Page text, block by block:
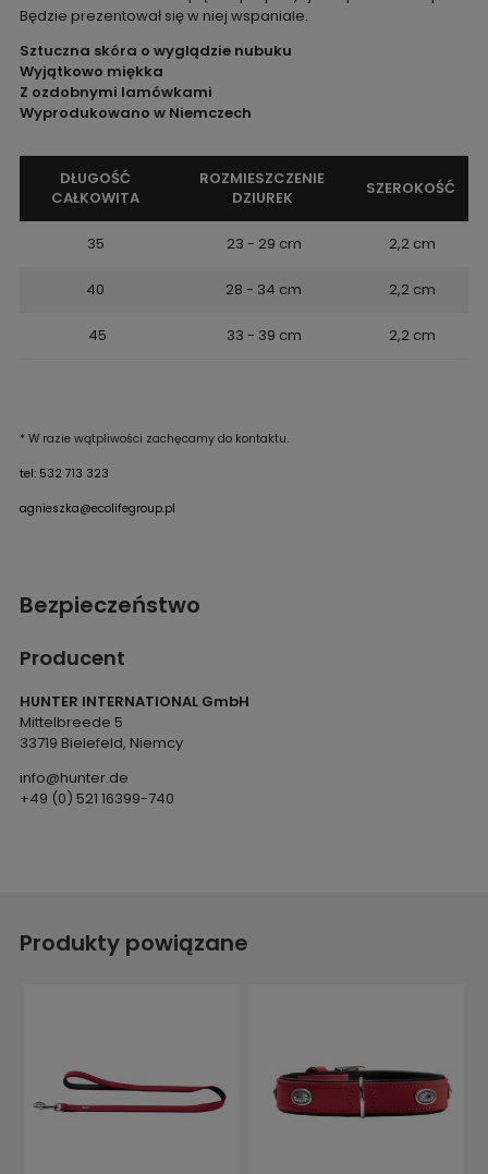
Będzie prezentował się w niej wspaniale.
Sztuczna skóra o wyglądzie nubuku
Wyjątkowo miękka
Z ozdobnymi lamówkami
Wyprodukowano w Niemczech
DŁUGOŚĆ
CAŁKOWITA
ROZMIESZCZENIE
DZIUREK
SZEROKOŚĆ
35 23 - 29 cm 2,2 cm
40 28 - 34 cm 2,2 cm
45 33 - 39 cm 2,2 cm
* W razie wątpliwości zachęcamy do kontaktu.
tel: 532 713 323
agnieszka@ecolifegroup.pl
Bezpieczeństwo
Producent
HUNTER INTERNATIONAL GmbH
Mittelbreede 5
33719 Bielefeld, Niemcy
info@hunter.de
+49 (0) 521 16399-740
Produkty powiązane